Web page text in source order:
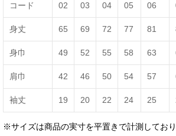
コード 02 03 04 05 06
身丈 65 69 72 77 81
身巾 49 52 55 58 63
肩巾 42 46 50 54 57
袖丈 19 20 22 24 25
※サイズは商品の実寸を平置きで計測しており